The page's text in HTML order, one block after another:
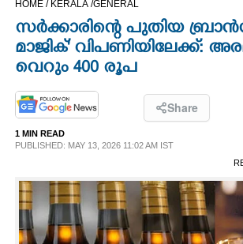
OPINION
PHOTOS
LIFESTYLE
SPIRITUAL
HOME / KERALA /GENERAL
സർക്കാരിന്റെ പുതിയ
മാജിക്' വിപണിയിലേക്ക്:
വെറും 400 രൂപ
Share
1 MIN READ
PUBLISHED: MAY 13, 2026 11:02 AM IST